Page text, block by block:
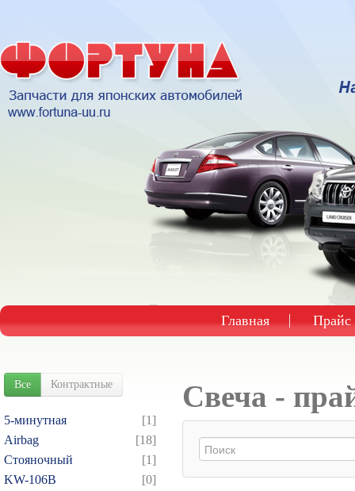
Главная Прайс
Все Контрактные
5-минутная
[1]
Airbag
[18]
Cтояночный
[1]
KW-106B
[0]
Свеча -